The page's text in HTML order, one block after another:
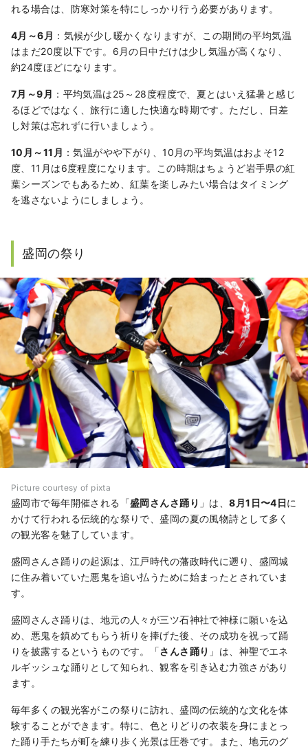
れる場合は、防寒対策を特にしっかり行う必要があります。
4月～6月 ：気候が少し暖かくなりますが、この期間の平均気温
はまだ20度以下です。6月の日中だけは少し気温が高くなり、
約24度ほどになります。
7月～9月 ：平均気温は25～28度程度で、夏とはいえ猛暑と感じ
るほどではなく、旅行に適した快適な時期です。ただし、日差
し対策は忘れずに行いましょう。
10月～11月 ：気温がやや下がり、10月の平均気温はおよそ12
度、11月は6度程度になります。この時期はちょうど岩手県の紅
葉シーズンでもあるため、紅葉を楽しみたい場合はタイミング
を逃さないようにしましょう。
盛岡の祭り
Picture courtesy of pixta
盛岡市で毎年開催される「盛岡さんさ踊り 」は、8月1日〜4日に
かけて行われる伝統的な祭りで、盛岡の夏の風物詩として多く
の観光客を魅了しています。
盛岡さんさ踊りの起源は、江戸時代の藩政時代に遡り、盛岡城
に住み着いていた悪鬼を追い払うために始まったとされていま
す。
盛岡さんさ踊りは、地元の人々が三ツ石神社で神様に願いを込
め、悪鬼を鎮めてもらう祈りを捧げた後、その成功を祝って踊
りを披露するというものです。「さんさ踊り 」は、神聖でエネ
ルギッシュな踊りとして知られ、観客を引き込む力強さがあり
ます。
毎年多くの観光客がこの祭りに訪れ、盛岡の伝統的な文化を体
験することができます。特に、色とりどりの衣装を身にまとっ
た踊り手たちが町を練り歩く光景は圧巻です。また、地元のグ